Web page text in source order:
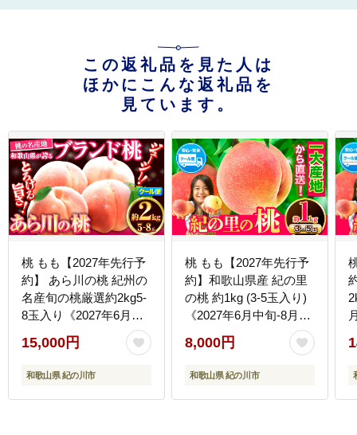
この返礼品を見た人は
ほかにこんな返礼品を
見ています。
桃 もも【2027年先行予
約】 あら川の桃 紀州の
名産旬の桃厳選約2kg5-
8玉入り《2027年6月上
旬-8月中旬頃出荷》果物
フルーツ 桃---
wfn_cwlocal254_6c8c_26_15000_2kg-
15,000円
和歌山県 紀の川市
桃 もも【2027年先行予
約】和歌山県産 紀の里
の桃 約1kg (3-5玉入り)
《2027年6月中旬-8月中
旬頃出荷》 桃 2027年
先行 桃 先行予約2027
もも2027 白鳳 日川白鳳
島白桃 つきあかり もも
8,000円
和歌山県 紀の川市